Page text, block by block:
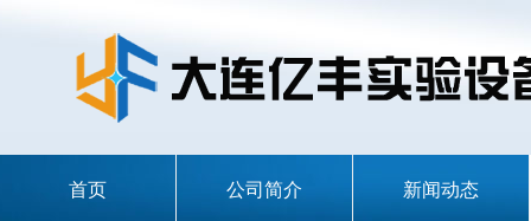
首页 公司简介 新闻动态